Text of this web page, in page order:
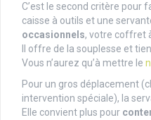
C’est le second critère pour
caisse à outils et une
occasionnels, votre coffret
Il offre de la souplesse et
Vous n’aurez qu’à mettre le
Pour un gros déplacement
intervention spéciale), la
Elle convient plus pour